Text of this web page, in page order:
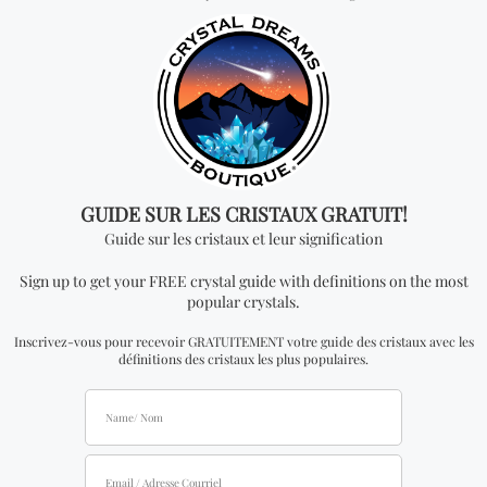
INFORMATION VENTE EN GROS
Description du produit:Le prix est par pièce (les
prix de gros sont seulement disponible à nos
distributeurs officiels).
*Vente en gros:Vous recevrez UN PENDENTIF pour
de gros, vous devrez faire une demande pour
Vous cherchez quelque